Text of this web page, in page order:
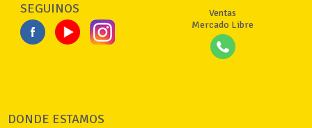
SEGUINOS
Ventas
Mercado Libre
DONDE ESTAMOS